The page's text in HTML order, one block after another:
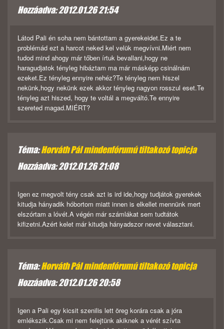
Hozzáadva: 2012.01.26 21:54
Látod Pali én soha nem bántottam a gyerekeidet.Ez a te
problémád ezt a harcot neked kel velük megvívni.Miért nem
tudod mind ahogy már tőben írtuk bevallani,hogy ne
haragudjatok tényleg hibáztam ma már másképp csinálnám
ezeket.Ez tényleg ennyire nehéz?Te tényleg nem hiszel
nekünk,hogy nekünk ezek akkor tényleg nagyon rosszul eset.Te
tényleg azt hiszed, hogy te voltál a megváltó.Te ennyire
szereted magad.MIÉRT?
Téma:Horváth Pál mindenfórumú tiltakozó topicja
Hozzáadva: 2012.01.26 21:08
Igen ez megvolt tény csak azt is ird ide,hogy tudjátok gyerekek
kitudja hányadik hóbortom miatt innen is elkellet mennünk mert
elszórtam a lóvét.A végén már számlákat sem tudtátok
kifizetni.Azért kelet már kitudja hányadszor nevet választani.
Téma:Horváth Pál mindenfórumú tiltakozó topicja
Hozzáadva: 2012.01.26 20:58
Igen a Pali egy kicsit szenilis lett öreg korára csak a jóra
emlékszik.Csak mi nem felejtünk akiknek a vérét szívta